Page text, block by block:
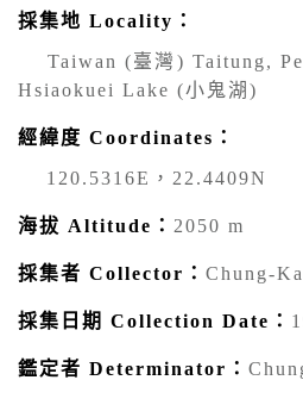
採集地 Locality：
Taiwan (臺灣) Taitung,
Hsiaokuei Lake (小鬼湖)
經緯度 Coordinates：
120.5316E，22.4409N
海拔 Altitude： 2050 m
採集者 Collector： Chung-
採集日期 Collection Date：
鑑定者 Determinator：